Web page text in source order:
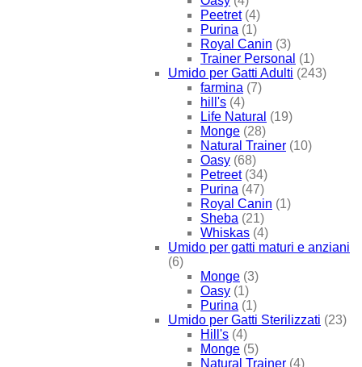
Peetret (4)
Purina (1)
Royal Canin (3)
Trainer Personal (1)
Umido per Gatti Adulti (243)
farmina (7)
hill's (4)
Life Natural (19)
Monge (28)
Natural Trainer (10)
Oasy (68)
Petreet (34)
Purina (47)
Royal Canin (1)
Sheba (21)
Whiskas (4)
Umido per gatti maturi e anziani
(6)
Monge (3)
Oasy (1)
Purina (1)
Umido per Gatti Sterilizzati (23)
Hill's (4)
Monge (5)
Natural Trainer (4)